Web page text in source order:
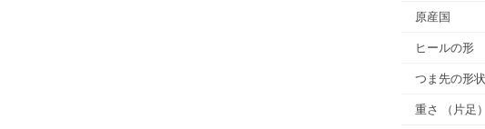
原産国
ヒールの形
つま先の形状
重さ （片足）